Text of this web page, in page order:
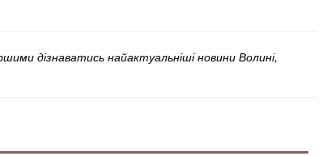
дізнаватись найактуальніші новини Волині,